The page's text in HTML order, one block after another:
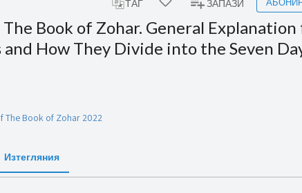
ТАГ ЗАПАЗИ
Book of Zohar. General
How They Divide into the Seven
The Book of Zohar 2022
Изтегляния